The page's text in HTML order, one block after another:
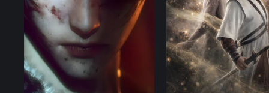
Tập 130 Tập 131 Tập 132
Tập 137 Tập 139
Tập 144 Tập 146